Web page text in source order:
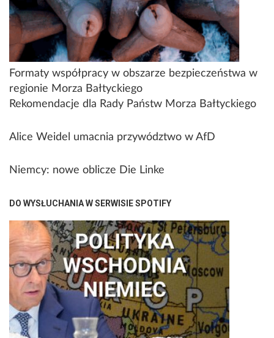
Formaty współpracy w obszarze bezpieczeństwa w
regionie Morza Bałtyckiego
Rekomendacje dla Rady Państw Morza Bałtyckiego
Alice Weidel umacnia przywództwo w AfD
Niemcy: nowe oblicze Die Linke
DO WYSŁUCHANIA W SERWISIE SPOTIFY